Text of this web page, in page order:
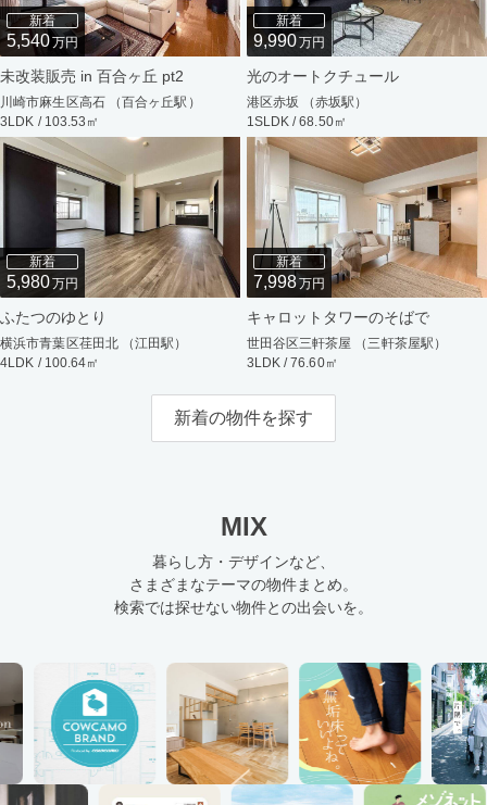
新着
5,540万円
未改装販売 in 百合ヶ丘 pt2
川崎市麻生区高石 （百合ヶ丘駅）
3LDK / 103.53㎡
新着
9,990万円
光のオートクチュール
港区赤坂 （赤坂駅）
1SLDK / 68.50㎡
新着
5,980万円
ふたつのゆとり
横浜市青葉区荏田北 （江田駅）
4LDK / 100.64㎡
新着
7,998万円
キャロットタワーのそばで
世田谷区三軒茶屋 （三軒茶屋駅）
3LDK / 76.60㎡
新着の物件を探す
MIX
暮らし方・デザインなど、
さまざまなテーマの物件まとめ。
検索では探せない物件との出会いを。